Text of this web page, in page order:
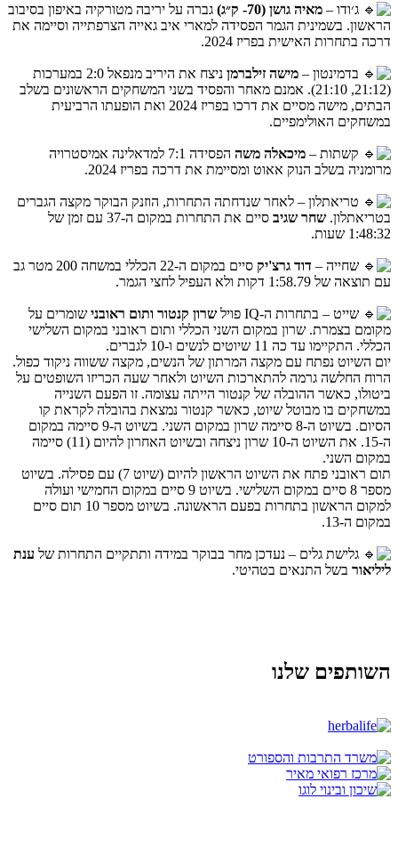
ג׳ודו – מאיה גושן (70- ק״ג)
גברה על יריבה מטורקיה באיפון בסיבוב
הראשון. בשמינית הגמר הפסידה למארי איב גאייה הצרפתייה וסיימה את
דרכה בתחרות האישית בפריז 2024.
בדמינטון – מישה זילברמן
ניצח את היריב מנפאל 2:0 במערכות
(21:12, 21:10). אמנם מאחר והפסיד בשני המשחקים הראשונים בשלב
הבתים, מישה מסיים את דרכו בפריז 2024 ואת הופעתו הרביעית
במשחקים האולימפיים.
קשתות – מיכאלה משה
הפסידה 7:1 למדאלינה אמיסטרויה
מרומניה בשלב הנוק אאוט ומסיימת את דרכה בפריז 2024.
טריאתלון – לאחר שנדחתה התחרות, הוזנק הבוקר מקצה הגברים
בטריאתלון. שחר שגיב
סיים את התחרות במקום ה-37 עם זמן של
1:48:32 שעות.
שחייה – דוד גרצ'יק
סיים במקום ה-22 הכללי במשחה 200 מטר גב
עם תוצאה של 1:58.79 דקות ולא העפיל לחצי הגמר.
שייט – בתחרות ה-IQ פויל שרון קנטור ותום ראובני שומרים על
מקומם בצמרת. שרון במקום השני הכללי ותום ראובני במקום השלישי
הכללי. התקיימו עד כה 11 שיוטים לנשים ו-10 לגברים.
יום השיוט נפתח עם מקצה המרתון של הנשים, מקצה ששווה ניקוד כפול.
הרוח החלשה גרמה להתארכות השיוט ולאחר שעה הכריזו השופטים על
ביטולו, כאשר ההובלה של קנטור הייתה עצומה. זו הפעם השנייה
במשחקים בו מבוטל שיוט, כאשר קנטור נמצאת בהובלה לקראת קו
הסיום. בשיוט ה-8 סיימה שרון במקום השני. בשיוט ה-9 סיימה במקום
ה-15. את השיוט ה-10 שרון ניצחה ובשיוט האחרון להיום (11) סיימה
במקום השני.
תום ראובני פתח את השיוט הראשון להיום (שיוט 7) עם פסילה. בשיוט
מספר 8 סיים במקום השלישי. בשיוט 9 סיים במקום החמישי ועולה
למקום הראשון בתחרות בפעם הראשונה. בשיוט מספר 10 תום סיים
במקום ה-13.
גלישת גלים – נעדכן מחר בבוקר במידה ותתקיים התחרות של ענת
ליליאור בשל התנאים בטהיטי.
השותפים שלנו